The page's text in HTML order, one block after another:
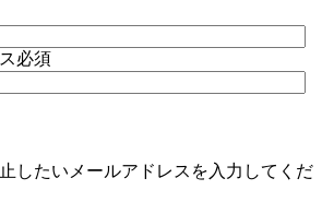
必須
したいメールアドレスを入力してくだ